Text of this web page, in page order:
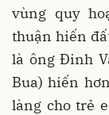
vùng quy
thuận hiến
là ông Đinh
Bua) hiến
làng cho trẻ